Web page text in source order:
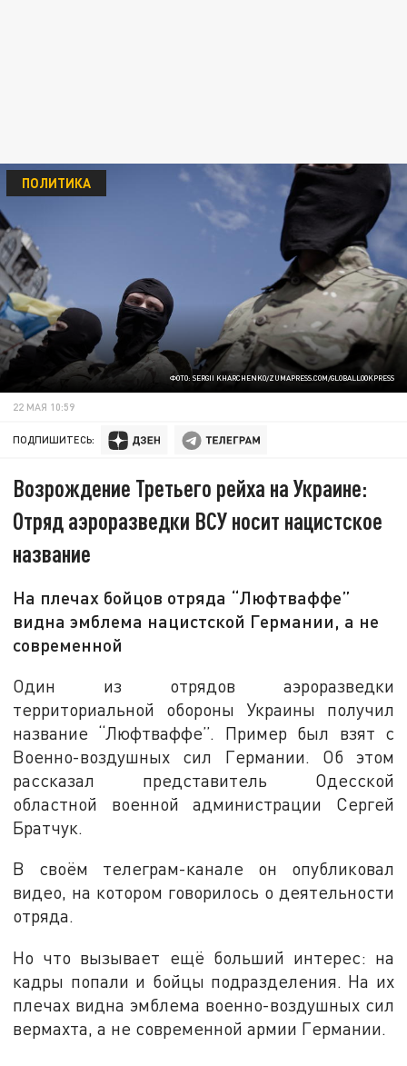
ФОТО: SERGII KHARCHENKO/ZUMAPRESS.COM/GLOBALLOOKPRESS
ПОЛИТИКА
22 МАЯ 10:59
ПОДПИШИТЕСЬ:
Возрождение Третьего рейха на Украине:
Отряд аэроразведки ВСУ носит нацистское
название
На плечах бойцов отряда “Люфтваффе”
видна эмблема нацистской Германии, а не
современной
Один из отрядов аэроразведки
территориальной обороны Украины получил
название “Люфтваффе”. Пример был взят с
Военно-воздушных сил Германии. Об этом
рассказал представитель Одесской
областной военной администрации Сергей
Братчук.
В своём телеграм-канале он опубликовал
видео, на котором говорилось о деятельности
отряда.
Но что вызывает ещё больший интерес: на
кадры попали и бойцы подразделения. На их
плечах видна эмблема военно-воздушных сил
вермахта, а не современной армии Германии.